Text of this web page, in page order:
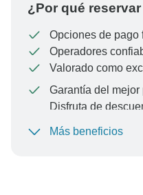
¿Por qué
Opciones de pago
Operadores
Valorado como
Garantía del mejor
Disfruta de
Más beneficios